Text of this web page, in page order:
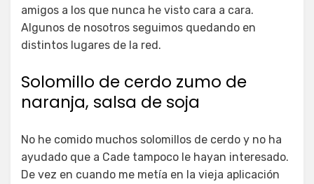
amigos a los que nunca he visto cara a cara.
Algunos de nosotros seguimos quedando en
distintos lugares de la red.
Solomillo de cerdo zumo de
naranja, salsa de soja
No he comido muchos solomillos de cerdo y no ha
ayudado que a Cade tampoco le hayan interesado.
De vez en cuando me metía en la vieja aplicación